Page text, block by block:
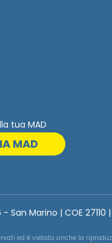
tua MAD
MAD
San Marino | COE 27110
ed è vietata anche la